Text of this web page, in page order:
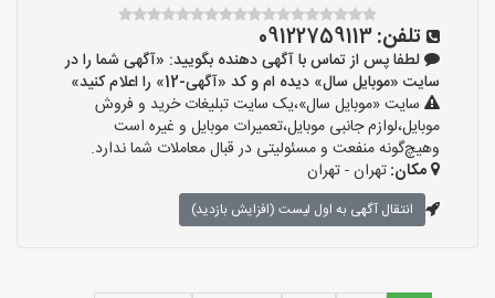
تلفن:09122759113
لطفا پس از تماس با آگهی دهنده بگویید: «آگهی شما را در
سایت «موبایل سال» دیده ام و کد «آگهی-12» را اعلام کنید»
سایت «موبایل سال»،یک سایت تبلیغات خرید و فروش
موبایل،لوازم جانبی موبایل،تعمیرات موبایل و غیره است
وهیچ‌گونه منفعت و مسئولیتی در قبال معاملات شما ندارد.
مکان:تهران - تهران
انتقال آگهی به اول لیست (افزایش بازدید)